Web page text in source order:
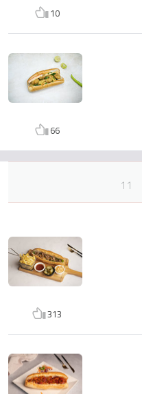
10
66
11
313